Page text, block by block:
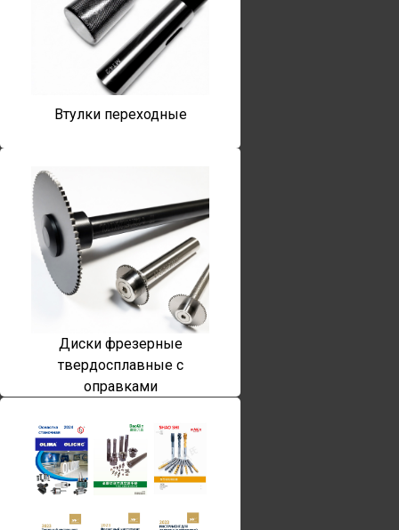
Втулки переходные
Диски фрезерные
твердосплавные с
оправками